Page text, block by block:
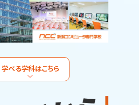
学べる学科はこちら